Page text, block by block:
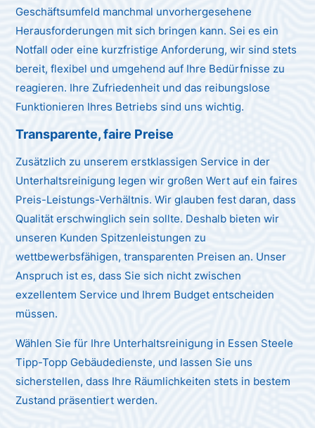
Geschäftsumfeld manchmal unvorhergesehene
Herausforderungen mit sich bringen kann. Sei es ein
Notfall oder eine kurzfristige Anforderung, wir sind stets
bereit, flexibel und umgehend auf Ihre Bedürfnisse zu
reagieren. Ihre Zufriedenheit und das reibungslose
Funktionieren Ihres Betriebs sind uns wichtig.
Transparente, faire Preise
Zusätzlich zu unserem erstklassigen Service in der
Unterhaltsreinigung legen wir großen Wert auf ein faires
Preis-Leistungs-Verhältnis. Wir glauben fest daran, dass
Qualität erschwinglich sein sollte. Deshalb bieten wir
unseren Kunden Spitzenleistungen zu
wettbewerbsfähigen, transparenten Preisen an. Unser
Anspruch ist es, dass Sie sich nicht zwischen
exzellentem Service und Ihrem Budget entscheiden
müssen.
Wählen Sie für Ihre Unterhaltsreinigung in Essen Steele
Tipp-Topp Gebäudedienste, und lassen Sie uns
sicherstellen, dass Ihre Räumlichkeiten stets in bestem
Zustand präsentiert werden.